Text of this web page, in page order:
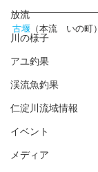
放流
川の様子
アユ釣果
渓流魚釣果
仁淀川流域情報
イベント
メディア
古堰 （本流　いの町）